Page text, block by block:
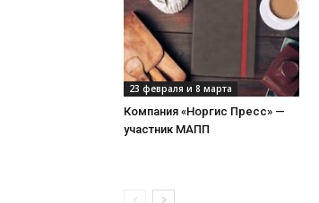
23 февраля и 8 марта
Компания «Норгис Пресс» —
участник МАПП